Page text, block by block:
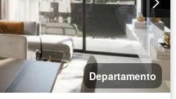
Departamento